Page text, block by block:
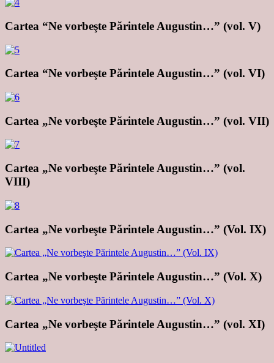
Cartea “Ne vorbeşte Părintele Augustin…” (vol. V)
Cartea “Ne vorbeşte Părintele Augustin…” (vol. VI)
Cartea „Ne vorbeşte Părintele Augustin…” (vol. VII)
Cartea „Ne vorbeşte Părintele Augustin…” (vol.
VIII)
Cartea „Ne vorbeşte Părintele Augustin…” (Vol. IX)
Cartea „Ne vorbeşte Părintele Augustin…” (Vol. X)
Cartea „Ne vorbeşte Părintele Augustin…” (vol. XI)